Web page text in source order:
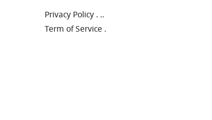
Privacy Policy . ..
Term of Service .